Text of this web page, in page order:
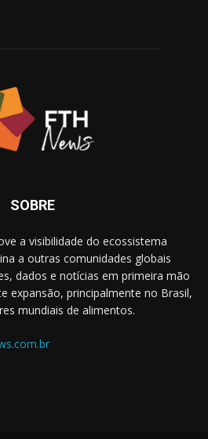
SOBRE
a visibilidade do ecossistema
a outras comunidades globais
dados e notícias em primeira mão
expansão, principalmente no Brasil,
mundiais de alimentos.